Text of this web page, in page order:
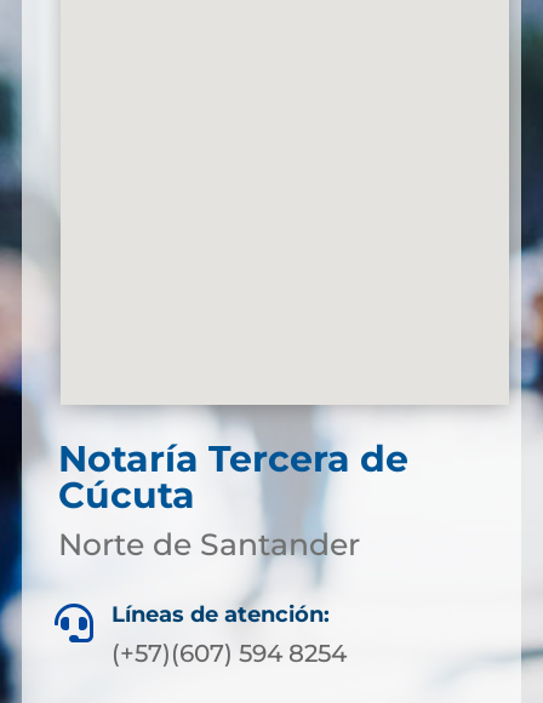
Notaría Tercera de
Cúcuta
Norte de Santander
 Líneas de atención:
(+57)(607) 594 8254